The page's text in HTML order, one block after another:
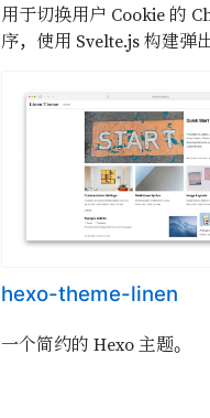
用于切换用户 Cookie 的
序，使用 Svelte.js 构建弹
hexo-theme-linen
一个简约的 Hexo 主题。